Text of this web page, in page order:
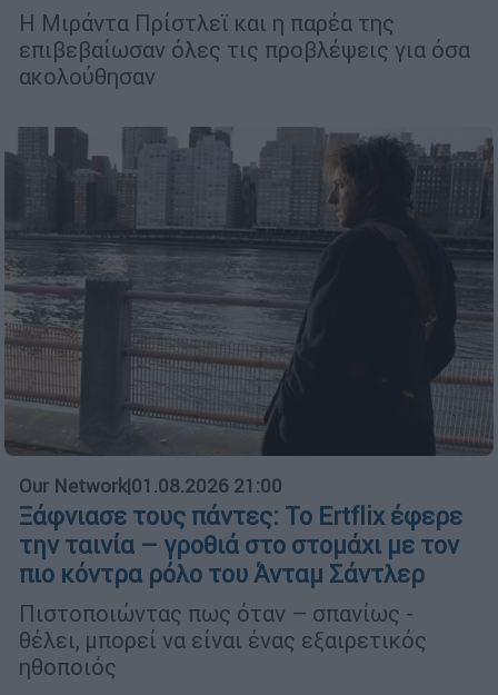
Η Μιράντα Πρίστλεϊ και η παρέα της
επιβεβαίωσαν όλες τις προβλέψεις για όσα
ακολούθησαν
Our Network|01.08.2026 21:00
Ξάφνιασε τους πάντες: Το Ertflix έφερε
την ταινία – γροθιά στο στομάχι με τον
πιο κόντρα ρόλο του Άνταμ Σάντλερ
Πιστοποιώντας πως όταν – σπανίως -
θέλει, μπορεί να είναι ένας εξαιρετικός
ηθοποιός